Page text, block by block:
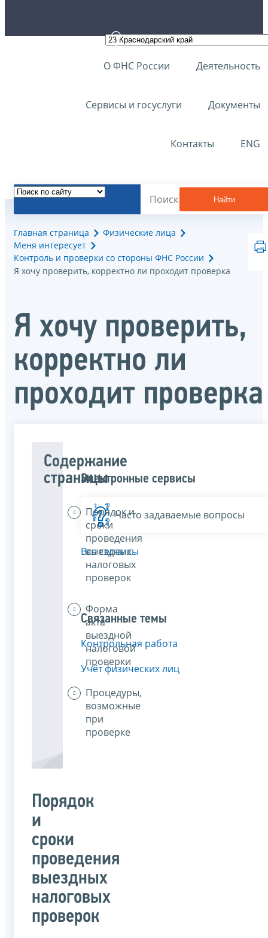
О ФНС России Деятельность
Сервисы и госуслуги Документы
Контакты ENG
Найти
Главная страница
Физические лица
Меня интересует
Контроль и проверки со стороны ФНС России
Я хочу проверить, корректно ли проходит проверка
Я хочу проверить,
корректно ли
проходит проверка
Содержание
страницы
Порядок и
сроки
проведения
выездных
налоговых
проверок
Форма
акта
выездной
налоговой
проверки
Процедуры,
возможные
при
проверке
Порядок
и
сроки
проведения
выездных
налоговых
проверок
Электронные сервисы
Часто задаваемые вопросы
Все сервисы
Связанные темы
Контрольная работа
Учёт физических лиц